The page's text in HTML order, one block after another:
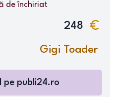
de închiriat
248
Gigi Toader
pe publi24.ro